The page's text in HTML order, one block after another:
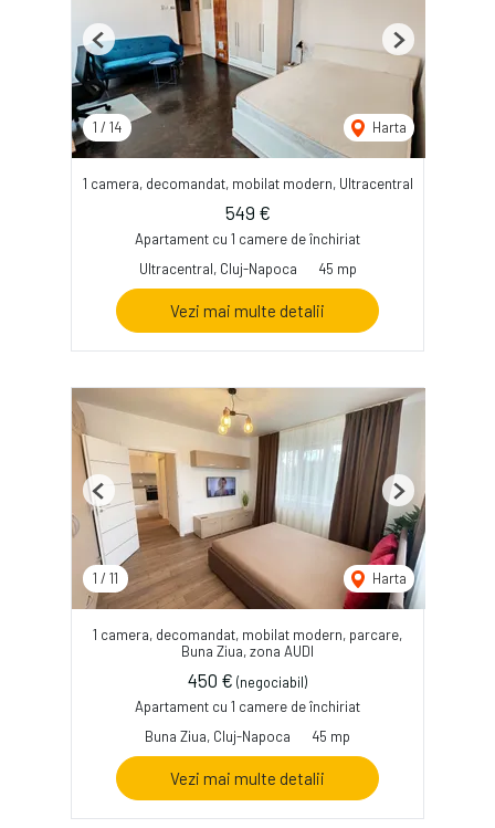
1 / 14 Harta
Previous Next
1 camera, decomandat, mobilat modern, Ultracentral
549 €
Apartament cu 1 camere de închiriat
Ultracentral, Cluj-Napoca
45 mp
Vezi mai multe detalii
1 / 11 Harta
Previous Next
1 camera, decomandat, mobilat modern, parcare,
Buna Ziua, zona AUDI
450 € (negociabil)
Apartament cu 1 camere de închiriat
Buna Ziua, Cluj-Napoca
45 mp
Vezi mai multe detalii